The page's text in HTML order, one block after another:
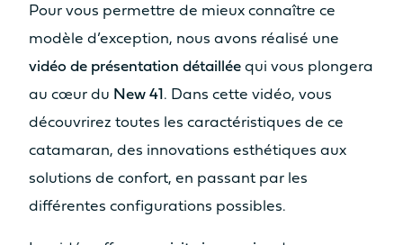
Pour vous permettre de mieux connaître ce
modèle d’exception, nous avons réalisé une
vidéo de présentation détaillée qui vous plongera
au cœur du New 41 . Dans cette vidéo, vous
découvrirez toutes les caractéristiques de ce
catamaran, des innovations esthétiques aux
solutions de confort, en passant par les
différentes configurations possibles.
Découvrez les prix
Catamaran
FP41